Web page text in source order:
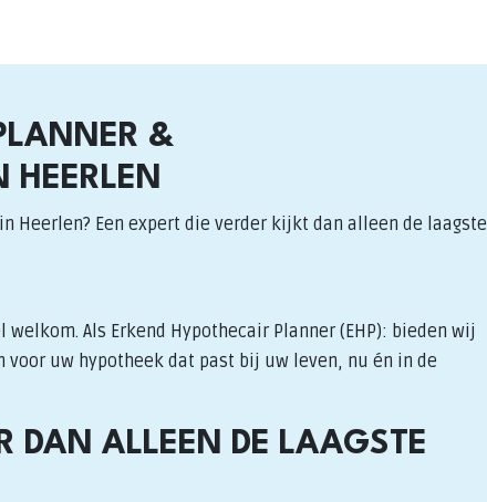
&
HEERLEN
Heerlen? Een expert die verder kijkt dan alleen de laagste
Als Erkend Hypothecair Planner (EHP): bieden wij
uw hypotheek dat past bij uw leven, nu én in de
DAN ALLEEN DE LAAGSTE